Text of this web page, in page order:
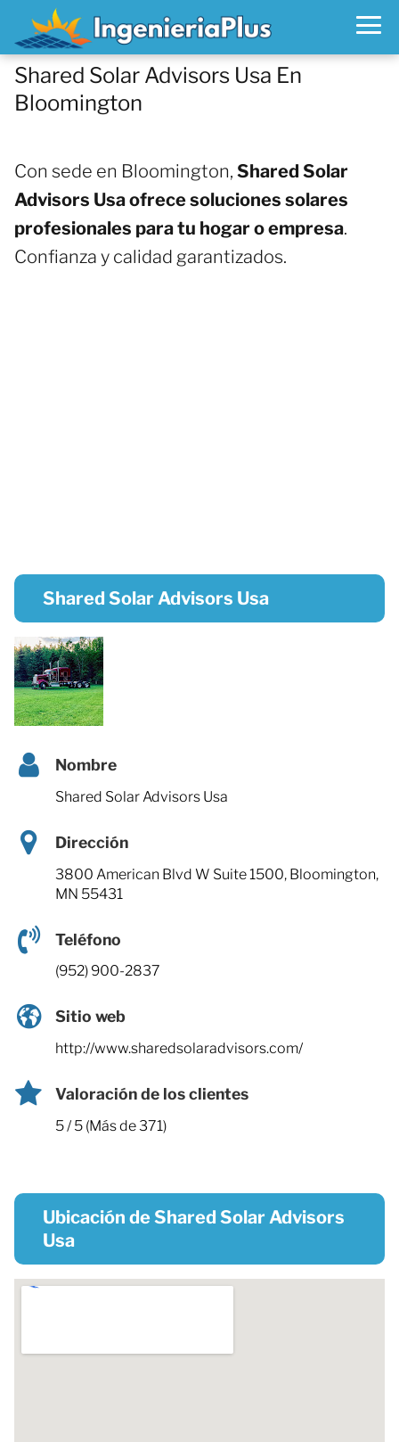
Shared Solar Advisors Usa En
Bloomington
Con sede en Bloomington, Shared Solar
Advisors Usa ofrece soluciones solares
profesionales para tu hogar o empresa.
Confianza y calidad garantizados.
Shared Solar Advisors Usa
Nombre
Shared Solar Advisors Usa
Dirección
3800 American Blvd W Suite 1500, Bloomington,
MN 55431
Teléfono
(952) 900-2837
Sitio web
http://www.sharedsolaradvisors.com/
Valoración de los clientes
5 / 5 (Más de 371)
Ubicación de Shared Solar Advisors
Usa